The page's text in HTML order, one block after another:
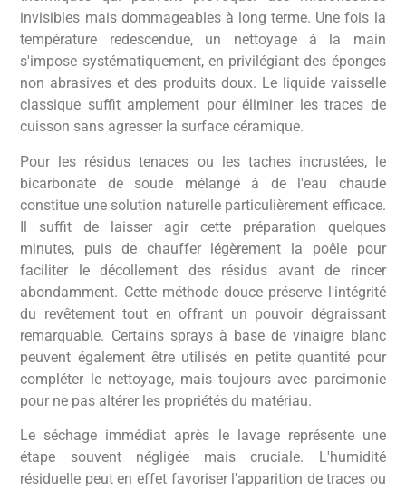
invisibles mais dommageables à long terme. Une fois la
température redescendue, un nettoyage à la main
s'impose systématiquement, en privilégiant des éponges
non abrasives et des produits doux. Le liquide vaisselle
classique suffit amplement pour éliminer les traces de
cuisson sans agresser la surface céramique.
Pour les résidus tenaces ou les taches incrustées, le
bicarbonate de soude mélangé à de l'eau chaude
constitue une solution naturelle particulièrement efficace.
Il suffit de laisser agir cette préparation quelques
minutes, puis de chauffer légèrement la poêle pour
faciliter le décollement des résidus avant de rincer
abondamment. Cette méthode douce préserve l'intégrité
du revêtement tout en offrant un pouvoir dégraissant
remarquable. Certains sprays à base de vinaigre blanc
peuvent également être utilisés en petite quantité pour
compléter le nettoyage, mais toujours avec parcimonie
pour ne pas altérer les propriétés du matériau.
Le séchage immédiat après le lavage représente une
étape souvent négligée mais cruciale. L'humidité
résiduelle peut en effet favoriser l'apparition de traces ou